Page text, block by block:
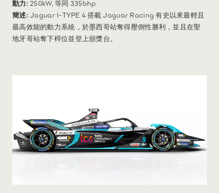
動力: 250kW, 等同 335bhp
簡述: Jaguar I-TYPE 4 搭載 Jaguar Racing 有史以來最輕且
最高效能的動力系統，於墨西哥站奪得壓倒性勝利，並且在聖
地牙哥站奪下桿位並登上頒獎台。